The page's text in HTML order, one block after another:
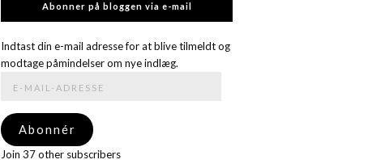
Abonner på bloggen via e-mail
Indtast din e-mail adresse for at blive tilmeldt og
modtage påmindelser om nye indlæg.
adresse
Abonnér
Join 37 other subscribers